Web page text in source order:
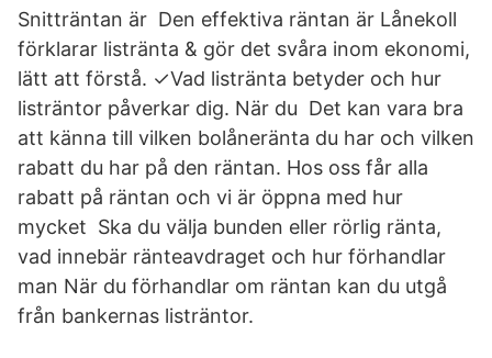
Snitträntan är Den effektiva räntan är Lånekoll
förklarar listränta & gör det svåra inom ekonomi,
lätt att förstå. ✓Vad listränta betyder och hur
listräntor påverkar dig. När du Det kan vara bra
att känna till vilken bolåneränta du har och vilken
rabatt du har på den räntan. Hos oss får alla
rabatt på räntan och vi är öppna med hur
mycket Ska du välja bunden eller rörlig ränta,
vad innebär ränteavdraget och hur förhandlar
man När du förhandlar om räntan kan du utgå
från bankernas listräntor.